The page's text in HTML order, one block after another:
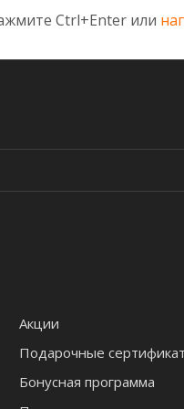
Ctrl+Enter или
Акции
Подарочные
Бонусная программа